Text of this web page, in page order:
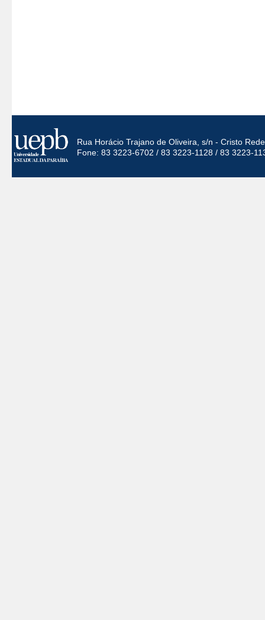
Rua Horácio Trajano de Oliveira, s/n - Cristo
Fone: 83 3223-6702 / 83 3223-1128 / 83 3223-